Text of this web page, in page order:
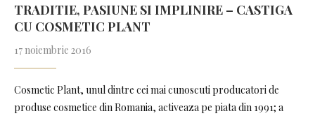
TRADITIE, PASIUNE SI IMPLINIRE – CASTIGA
CU COSMETIC PLANT
17 noiembrie 2016
Cosmetic Plant, unul dintre cei mai cunoscuti producatori de
produse cosmetice din Romania, activeaza pe piata din 1991; a